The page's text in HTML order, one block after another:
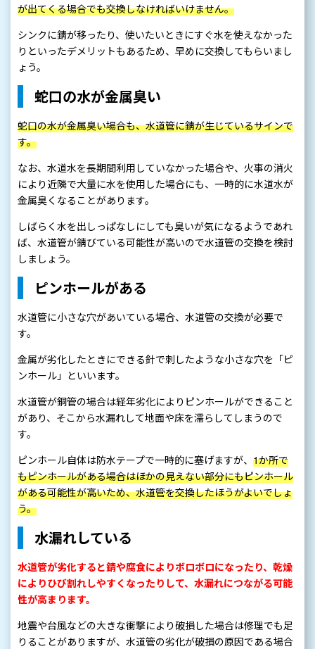
が出てくる場合でも交換しなければいけません。
シンクに錆が移ったり、使いたいときにすぐ水を使えなかった
りといったデメリットもあるため、早めに交換してもらいまし
ょう。
蛇口の水が金属臭い
蛇口の水が金属臭い場合も、水道管に錆が生じているサインで
す。
なお、水道水を長期間利用していなかった場合や、火事の消火
により近隣で大量に水を使用した場合にも、一時的に水道水が
金属臭くなることがあります。
しばらく水を出しっぱなしにしても臭いが気になるようであれ
ば、水道管が錆びている可能性が高いので水道管の交換を検討
しましょう。
ピンホールがある
水道管に小さな穴があいている場合、水道管の交換が必要で
す。
金属が劣化したときにできる針で刺したような小さな穴を「ピ
ンホール」といいます。
水道管が銅管の場合は経年劣化によりピンホールができること
があり、そこから水漏れして地面や床を濡らしてしまうので
す。
ピンホール自体は防水テープで一時的に塞げますが、 1か所で
もピンホールがある場合はほかの見えない部分にもピンホール
がある可能性が高いため、水道管を交換したほうがよいでしょ
う。
水漏れしている
水道管が劣化すると錆や腐食によりボロボロになったり、乾燥
によりひび割れしやすくなったりして、水漏れにつながる可能
性が高まります。
地震や台風などの大きな衝撃により破損した場合は修理でも足
りることがありますが、水道管の劣化が破損の原因である場合